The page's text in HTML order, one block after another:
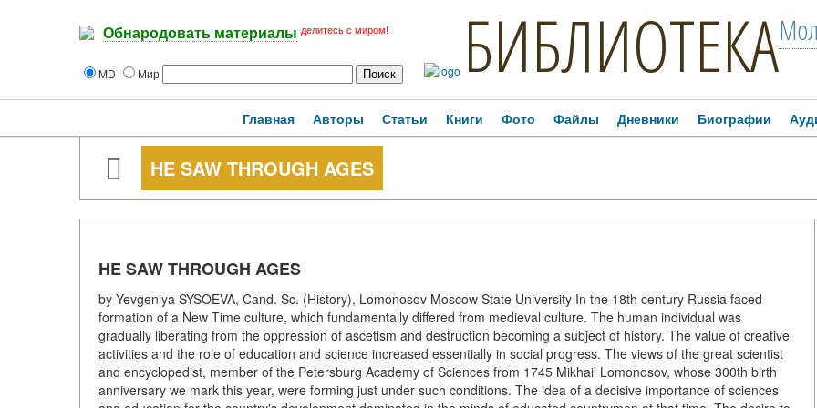
Обнародовать материалы делитесь с миром!
MD Мир БИБЛИОТЕКА
Главная Авторы Статьи Книги Фото Файлы Дневники Биографии
HE SAW THROUGH AGES
HE SAW THROUGH AGES
by Yevgeniya SYSOEVA, Cand. Sc. (History), Lomonosov Moscow State University In the 18th century Russia faced
formation of a New Time culture, which fundamentally differed from medieval culture. The human individual was
gradually liberating from the oppression of ascetism and destruction becoming a subject of history. The value of creative
activities and the role of education and science increased essentially in social progress. The views of the great scientist
and encyclopedist, member of the Petersburg Academy of Sciences from 1745 Mikhail Lomonosov, whose 300th birth
anniversary we mark this year, were forming just under such conditions. The idea of a decisive importance of sciences